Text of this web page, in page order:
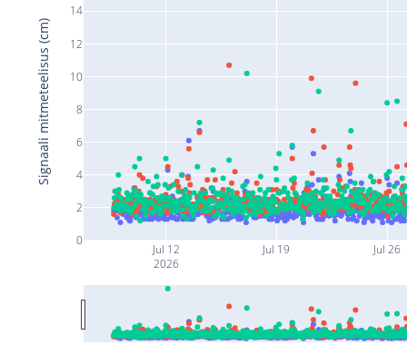
Jul 12
2026
Jul 19 Jul 26
0
2
4
6
8
10
12
14
Signaali mitmeteelisus (cm)